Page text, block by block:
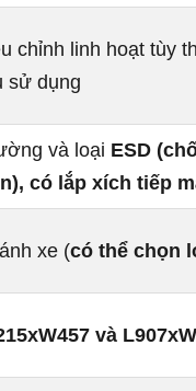
chỉnh linh hoạt tùy
sử dụng
và loại ESD
có lắp xích tiếp
xe (có thể chọn
và